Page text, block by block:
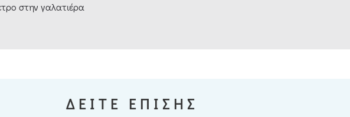
στην γαλατιέρα
ΔΕΙΤΕ ΕΠΙΣΗΣ